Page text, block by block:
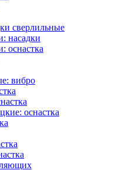
сверлильные
насадки
оснастка
вибро
оснастка